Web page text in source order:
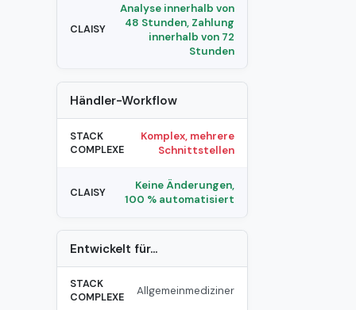
Analyse innerhalb von
48 Stunden, Zahlung
innerhalb von 72
Stunden
Händler-Workflow
Komplex, mehrere
Schnittstellen
Keine Änderungen,
100 % automatisiert
Entwickelt für...
Allgemeinmediziner